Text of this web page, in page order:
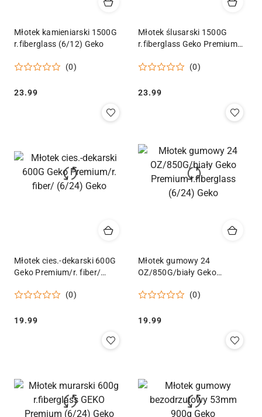
Młotek kamieniarski 1500G
r.fiberglass (6/12) Geko
(0)
Cena:
23.99
Młotek ślusarski 1500G
r.fiberglass Geko Premium
(0)
Cena:
23.99
Młotek cies.-dekarski 600G
Geko Premium/r. fiber/
(0)
Cena:
19.99
Młotek gumowy 24
OZ/850G/biały Geko
Geko
(0)
Cena:
19.99